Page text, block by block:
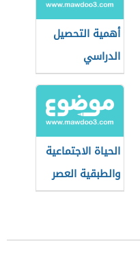
أهمية التحصيل
الدراسي
الحياة الاجتماعية
والطبقية العصر
الحديث